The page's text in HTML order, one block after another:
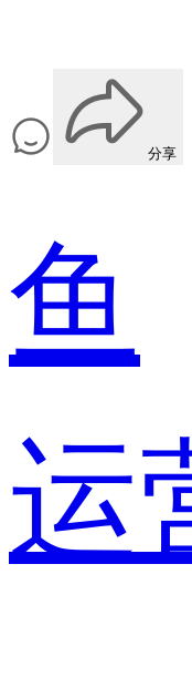
分享
鱼